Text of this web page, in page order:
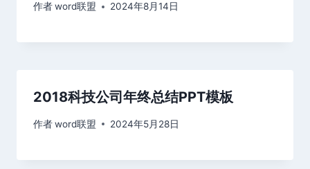
作者word联盟 2024年8月14日
2018科技公司年终总结PPT模板
作者word联盟 2024年5月28日